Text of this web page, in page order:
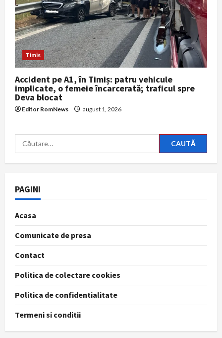
Timis
Accident pe A1, în Timiș: patru vehicule
implicate, o femeie încarcerată; traficul spre
Deva blocat
Editor RomNews august 1, 2026
Caută
după:
PAGINI
Acasa
Comunicate de presa
Contact
Politica de colectare cookies
Politica de confidentialitate
Termeni si conditii